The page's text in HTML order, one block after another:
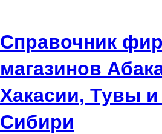
Справочник
магазинов
Хакасии, Тувы
Сибири